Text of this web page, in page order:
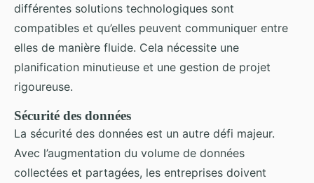
différentes solutions technologiques sont
compatibles et qu’elles peuvent communiquer entre
elles de manière fluide. Cela nécessite une
planification minutieuse et une gestion de projet
rigoureuse.
Sécurité des données
La sécurité des données est un autre défi majeur.
Avec l’augmentation du volume de données
collectées et partagées, les entreprises doivent